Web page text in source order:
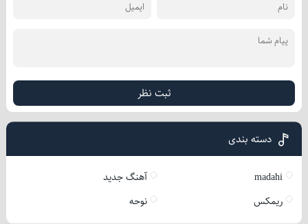
ثبت نظر
دسته بندی
madahi
آهنگ جدید
ریمکس
نوحه